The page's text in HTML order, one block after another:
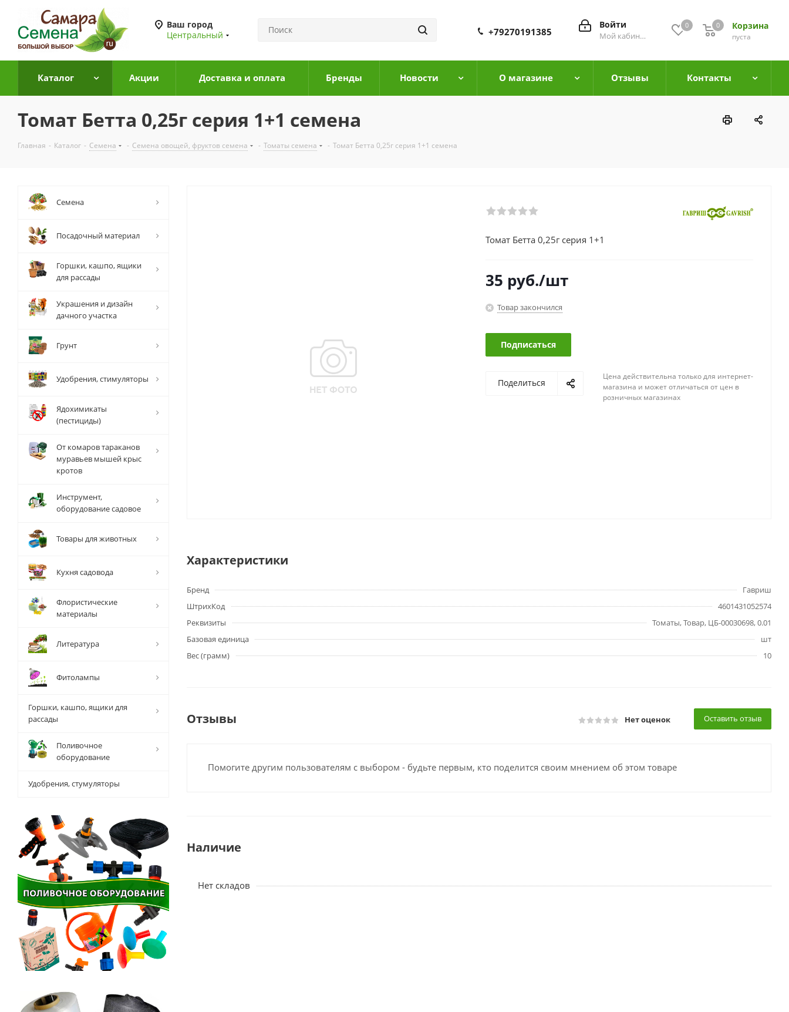
Ваш город
Центральный
0 Корзина
0
пуста
0
Войти
Мой кабинет
+79270191385
Каталог Акции Доставка и оплата Бренды Новости О магазине Отзывы Контакты
Томат Бетта 0,25г серия 1+1 семена
Главная - Каталог - Семена - Семена овощей, фруктов семена - Томаты семена - Томат Бетта 0,25г серия 1+1 семена
Томат Бетта 0,25г серия 1+1
35 руб./шт
Товар закончился
Подписаться
Поделиться
Цена действительна только для интернет-
магазина и может отличаться от цен в
розничных магазинах
Характеристики
Бренд
Гавриш
ШтрихКод
4601431052574
Реквизиты
Томаты, Товар, ЦБ-00030698, 0.01
Базовая единица
шт
Вес (грамм)
10
Отзывы Нет оценок Оставить отзыв
Помогите другим пользователям с выбором - будьте первым, кто поделится своим мнением об этом товаре
Наличие
Нет складов
Семена
Посадочный материал
Горшки, кашпо, ящики
для рассады
Украшения и дизайн
дачного участка
Грунт
Удобрения, стимуляторы
Ядохимикаты
(пестициды)
От комаров тараканов
муравьев мышей крыс
кротов
Инструмент,
оборудование садовое
Товары для животных
Кухня садовода
Флористические
материалы
Литература
Фитолампы
Горшки, кашпо, ящики для
рассады
Поливочное
оборудование
Удобрения, стумуляторы